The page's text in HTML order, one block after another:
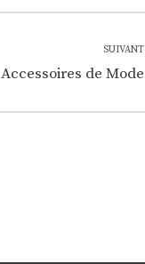
SUIVANT
Next
Accessoires de Mode